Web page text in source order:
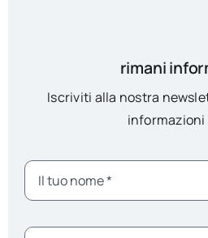
rimani
Iscriviti alla nostra